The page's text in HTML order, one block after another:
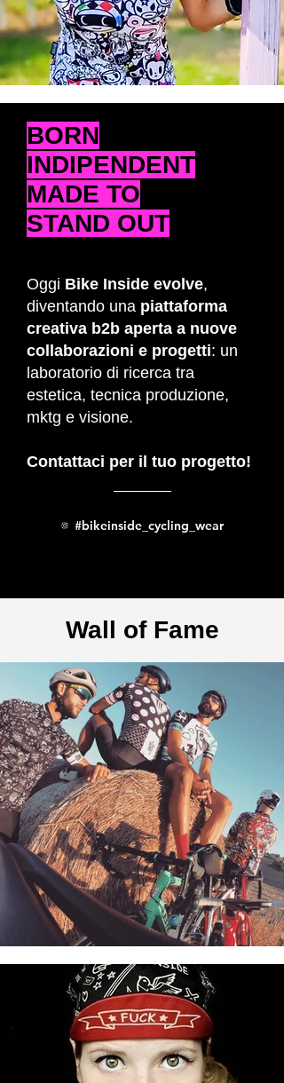
BORN
INDIPENDENT
MADE TO
STAND OUT
Oggi Bike Inside evolve,
diventando una piattaforma
creativa b2b aperta a nuove
collaborazioni e progetti: un
laboratorio di ricerca tra
estetica, tecnica produzione,
mktg e visione.
Contattaci per il tuo progetto!
#bikeinside_cycling_wear
Wall of Fame